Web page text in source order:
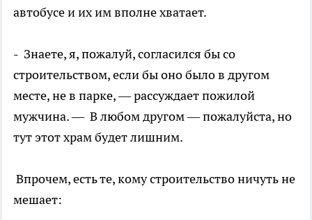
автобусе и их им вполне хватает.
- Знаете, я, пожалуй, согласился бы со
строительством, если бы оно было в другом
месте, не в парке, — рассуждает пожилой
мужчина. — В любом другом — пожалуйста, но
тут этот храм будет лишним.
Впрочем, есть те, кому строительство ничуть не
мешает: